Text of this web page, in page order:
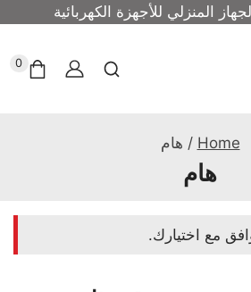
المنزلي للأجهزة الكهربائية
0
Home
/ هام
هام
مع اختيارك.